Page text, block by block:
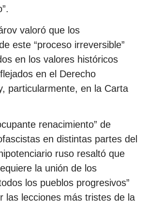
valoró que los
este “proceso irreversible”
en los valores históricos
en el Derecho
particularmente, en la Carta
renacimiento” de
en distintas partes del
ruso resaltó que
la unión de los
los pueblos progresivos”
las lecciones más tristes de la